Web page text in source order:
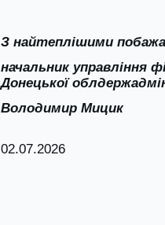
З найтеплішими
начальник управління
Донецької
Володимир Мицик
02.07.2026